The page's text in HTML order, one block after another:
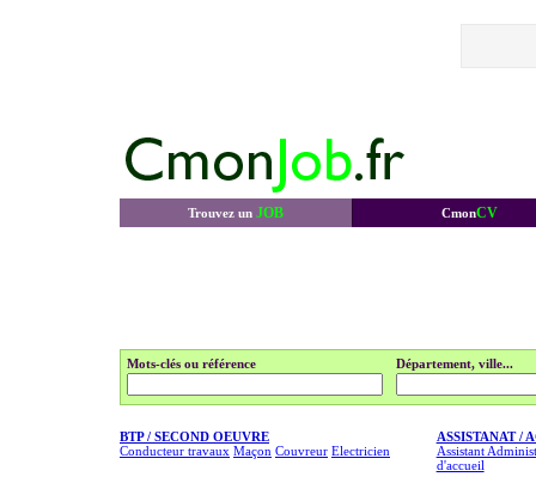
Trouvez un JOB CmonCV
Mots-clés ou référence Département, ville...
BTP / SECOND OEUVRE
Conducteur travaux Maçon Couvreur Electricien
ASSISTANAT /
Assistant
d'accueil